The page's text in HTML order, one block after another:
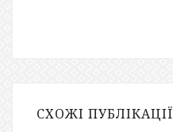
СХОЖІ ПУБЛІКАЦІЇ